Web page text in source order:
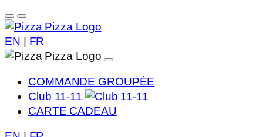
EN FR
COMMANDE GROUPÉE
Club 11-11
CARTE CADEAU